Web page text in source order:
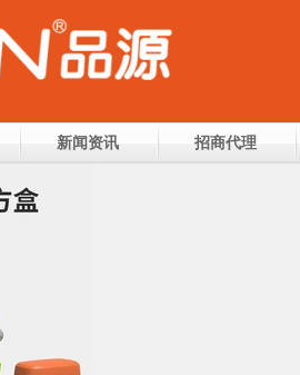
新闻资讯 招商代理